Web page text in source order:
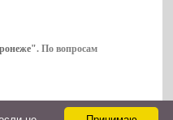
. По вопросам